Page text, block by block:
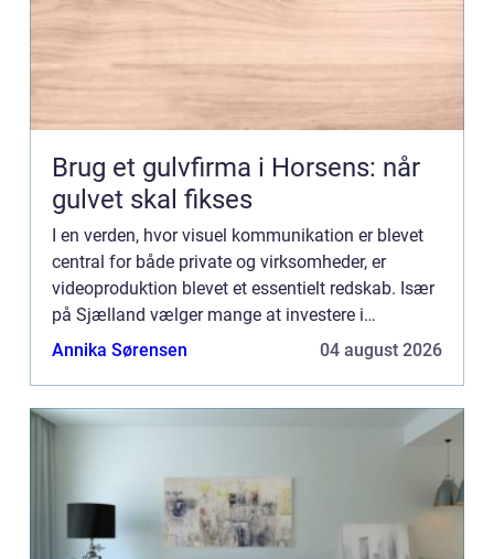
Brug et gulvfirma i Horsens: når
gulvet skal fikses
I en verden, hvor visuel kommunikation er blevet
central for både private og virksomheder, er
videoproduktion blevet et essentielt redskab. Især
på Sjælland vælger mange at investere i
professionelle videoproduktioner fo...
Annika Sørensen 04 august 2026